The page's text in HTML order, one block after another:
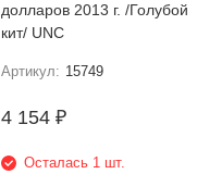
долларов 2013 г. /Голубой
кит/ UNC
Артикул: 15749
4 154 ₽
Осталась 1 шт.